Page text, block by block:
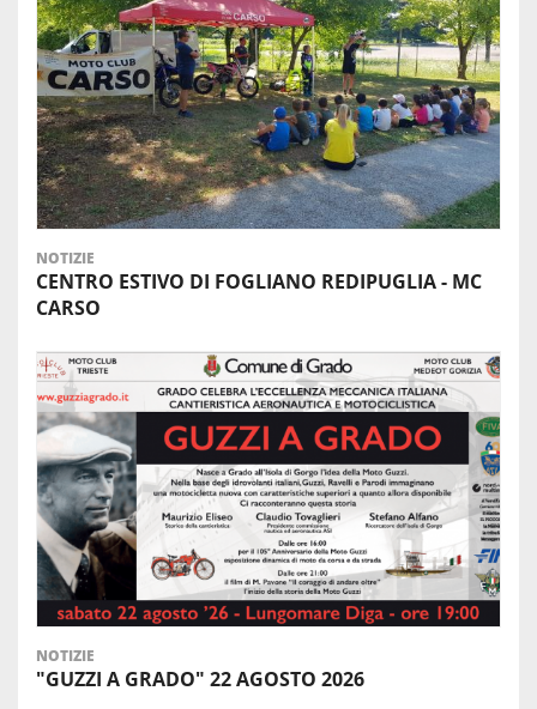
NOTIZIE
CENTRO ESTIVO DI FOGLIANO REDIPUGLIA - MC
CARSO
NOTIZIE
"GUZZI A GRADO" 22 AGOSTO 2026